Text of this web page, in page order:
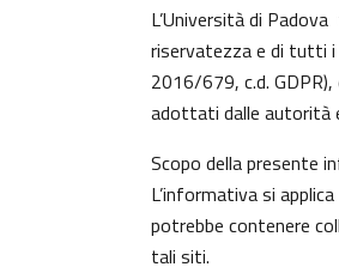
L’Università di
riservatezza e di tutti i
2016/679, c.d.
adottati dalle autorità
Scopo della presente
L’informativa si
potrebbe contenere
tali siti.